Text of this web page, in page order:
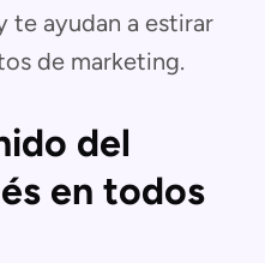
te ayudan a estirar
de marketing.
del
en todos